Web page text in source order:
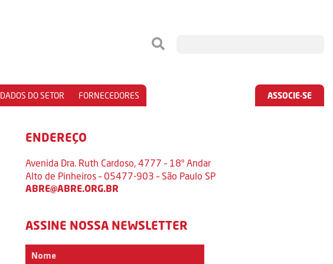
DADOS DO SETOR FORNECEDORES ASSOCIE-SE
ENDEREÇO
Avenida Dra. Ruth Cardoso, 4777 – 18º Andar
Alto de Pinheiros – 05477-903 – São Paulo SP
ABRE@ABRE.ORG.BR
ASSINE NOSSA NEWSLETTER